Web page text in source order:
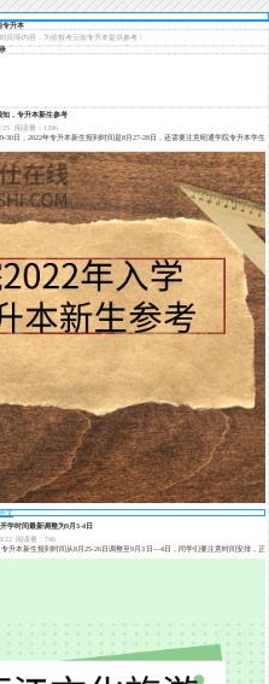
专升本
间等内容，为你报考云南专升本提供参考！
知，专升本新生参考
25
阅读量：1396
30日，2022年专升本新生报到时间是8月27-28日，还需要注意昭通学院专升本学生
文
学时间最新调整为9月3-4日
22 阅读量：746
专升本新生报到时间从8月25-26日调整至9月3日—4日，同学们要注意时间安排，正